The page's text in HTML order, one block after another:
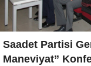
Saadet Partisi
Maneviyat”